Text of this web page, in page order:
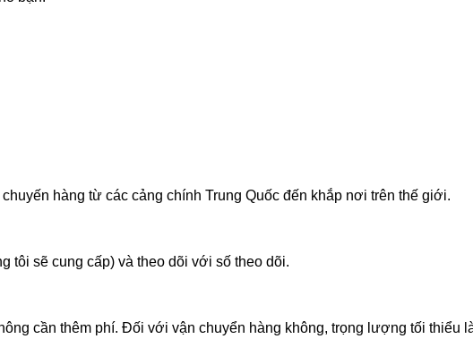
hàng từ các cảng chính Trung Quốc đến khắp nơi trên thế giới.
tôi sẽ cung cấp) và theo dõi với số theo dõi.
cần thêm phí. Đối với vận chuyển hàng không, trọng lượng tối thiểu